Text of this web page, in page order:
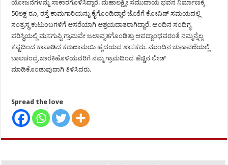
ಯೋಜನೆಗಳನ್ನು ಸಾಕಾರಗೊಳಿಸಿದ್ದಾರೆ. ಮಹಾಲಕ್ಷ್ಮೀ ಸಮುದಾಯ ಭವನ ನಿರ್ಮಾಣಕ್ಕೆ
50ಲಕ್ಷ ರೂ, ರಸ್ತೆ ಕಾಮಗಾರಿಯನ್ನು ಕೈಗೊಂಡಿದ್ದಾರೆ ಜೊತೆಗೆ ಕೋವಿಡ್ ಸಮಯದಲ್ಲಿ
ಸಂತ್ರಸ್ಥ ಕುಟುಂಬಗಳಿಗೆ ಆಸರೆಯಾಗಿ ಆಶ್ರಯದಾತರಾಗಿದ್ದಾರೆ. ಅಂದಿನ ಸಂದಿಗ್ಭ
ಪರಿಸ್ಥಿಯಲ್ಲಿ ಮಸಗುಪ್ಪಿ ಗ್ರಾಮವೇ ಜಲಾವೃತಗೊಂಡಿತ್ತು ಆಪದ್ಬಾಂಧವರಂತೆ ನಮ್ಮನ್ನೆಲ್ಲ
ಕಷ್ಟದಿಂದ ಕಾಪಾಡಿದ ಕರುಣಾಮಯಿ ಹೃದಯದ ಶಾಸಕರು. ಮುಂದಿನ ಚುನಾವಣೆಯಲ್ಲಿ
ಬಾಲಚಂದ್ರ ಜಾರಕಿಹೊಳಿಯವರಿಗೆ ನಮ್ಮ ಗ್ರಾಮದಿಂದ ಹೆಚ್ಚಿನ ಲೀಡ್
ಮಾಡಿಕೊಂಡುವುದಾಗಿ ತಿಳಿಸಿದರು.
Spread the love